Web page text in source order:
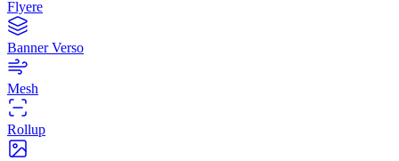
Flyere
Banner Verso
Mesh
Rollup